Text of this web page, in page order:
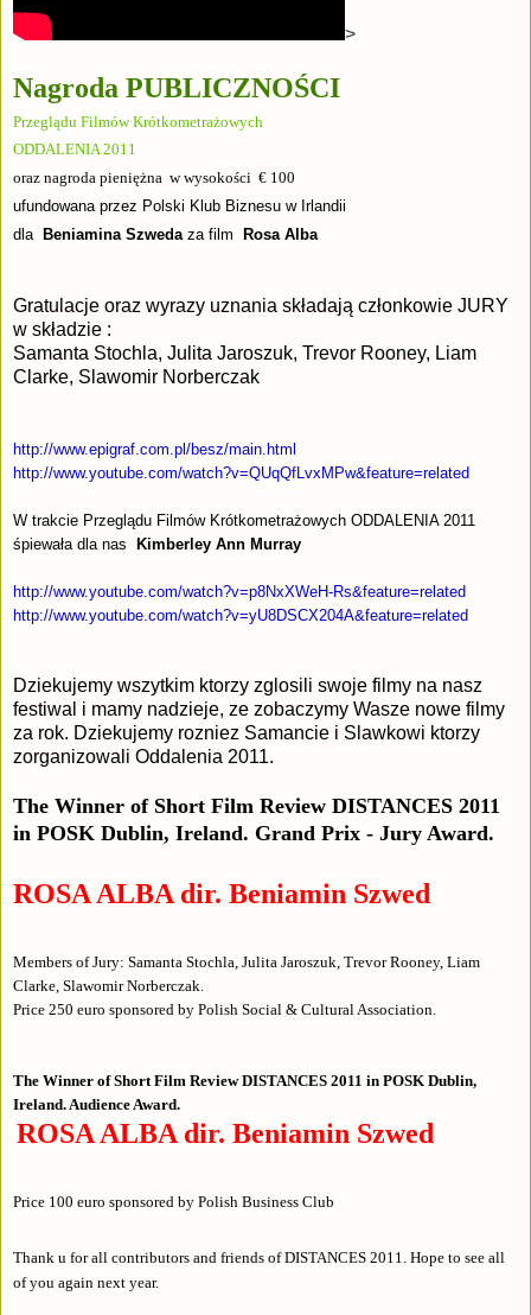
>
Nagroda PUBLICZNOŚCI
Przeglądu Filmów Krótkometrażowych
ODDALENIA 2011
oraz nagroda pieniężna w wysokości € 100
ufundowana przez Polski Klub Biznesu w Irlandii
dla Beniamina Szweda za film Rosa Alba
Gratulacje oraz wyrazy uznania składają członkowie JURY
w składzie :
Samanta Stochla, Julita Jaroszuk, Trevor Rooney, Liam
Clarke, Slawomir Norberczak
http://www.epigraf.com.pl/besz/main.html
http://www.youtube.com/watch?v=QUqQfLvxMPw&feature=related
W trakcie Przeglądu Filmów Krótkometrażowych ODDALENIA 2011
śpiewała dla nas
Kimberley Ann Murray
http://www.youtube.com/watch?v=p8NxXWeH-Rs&feature=related
http://www.youtube.com/watch?v=yU8DSCX204A&feature=related
Dziekujemy wszytkim ktorzy zglosili swoje filmy na nasz
festiwal i mamy nadzieje, ze zobaczymy Wasze nowe filmy
za rok. Dziekujemy rozniez Samancie i Slawkowi ktorzy
zorganizowali Oddalenia 2011.
The Winner of Short Film Review DISTANCES 2011
in POSK Dublin, Ireland. Grand Prix - Jury Award.
ROSA ALBA dir. Beniamin Szwed
Members of Jury: Samanta Stochla, Julita Jaroszuk, Trevor Rooney, Liam
Clarke, Slawomir Norberczak.
Price 250 euro sponsored by Polish Social & Cultural Association.
The Winner of Short Film Review DISTANCES 2011 in POSK Dublin,
Ireland. Audience Award.
ROSA ALBA dir. Beniamin Szwed
Price 100 euro sponsored by Polish Business Club
Thank u for all contributors and friends of DISTANCES 2011. Hope to see all
of you again next year.